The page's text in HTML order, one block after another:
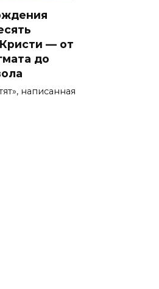
— от
до
написанная